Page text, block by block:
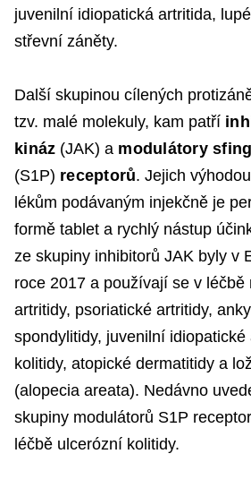
juvenilní idiopatická artritida,
střevní záněty.
Další skupinou cílených
tzv. malé molekuly, kam patří
kináz (JAK) a modulátory
(S1P) receptorů. Jejich
lékům podávaným injekčně je
formě tablet a rychlý nástup
ze skupiny inhibitorů JAK byly v
roce 2017 a používají se v léčbě
artritidy, psoriatické artritidy,
spondylitidy, juvenilní
kolitidy, atopické dermatitidy a
(alopecia areata). Nedávno
skupiny modulátorů S1P
léčbě ulcerózní kolitidy.